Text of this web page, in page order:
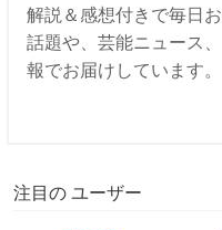
解説＆感想付きで毎日
話題や、芸能ニュース
報でお届けしています。
注目の ユーザー